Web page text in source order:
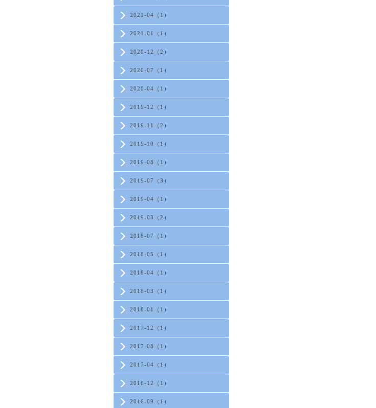
2021-04（1）
2021-01（1）
2020-12（2）
2020-07（1）
2020-04（1）
2019-12（1）
2019-11（2）
2019-10（1）
2019-08（1）
2019-07（3）
2019-04（1）
2019-03（2）
2018-07（1）
2018-05（1）
2018-04（1）
2018-03（1）
2018-01（1）
2017-12（1）
2017-08（1）
2017-04（1）
2016-12（1）
2016-09（1）